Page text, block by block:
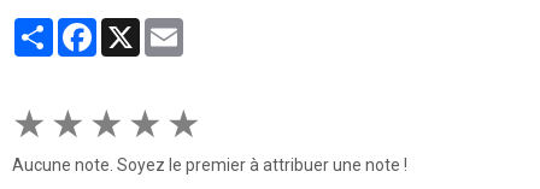
PartagerFacebook
X
★ ★ ★ ★ ★
Aucune note. Soyez le premier à attribuer une note !